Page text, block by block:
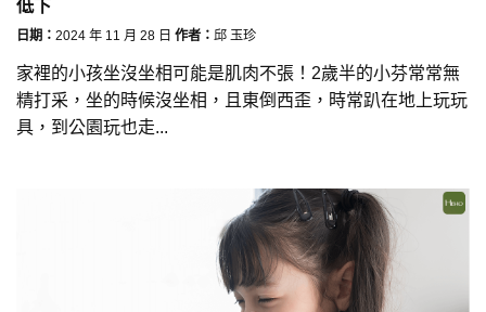
低下
日期： 2024 年 11 月 28 日 作者： 邱 玉珍
家裡的小孩坐沒坐相可能是肌肉不張！2歲半的小芬常常無
精打采，坐的時候沒坐相，且東倒西歪，時常趴在地上玩玩
具，到公園玩也走...